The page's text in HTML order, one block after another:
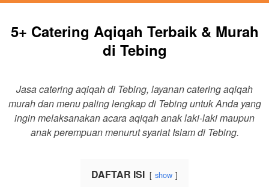
5+ Catering Aqiqah Terbaik & Murah
di Tebing
Jasa catering aqiqah di Tebing, layanan catering aqiqah
murah dan menu paling lengkap di Tebing untuk Anda yang
ingin melaksanakan acara aqiqah anak laki-laki maupun
anak perempuan menurut syariat Islam di Tebing.
DAFTAR ISI show